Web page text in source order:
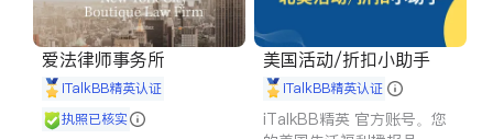
爱法律师事务所
iTalkBB精英认证
执照已核实
美国活动/折扣小助手
iTalkBB精英认证
iTalkBB精英 官方账号。您